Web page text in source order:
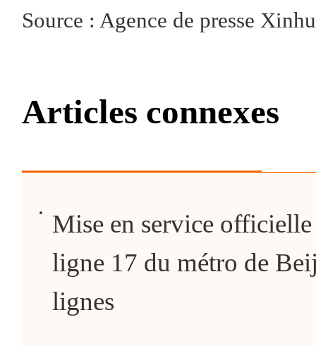
Source : Agence de presse
Articles connexes
Mise en service
ligne 17 du métro de
lignes